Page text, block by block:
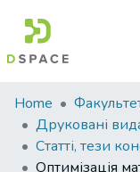
Communities
&
Collections
Home